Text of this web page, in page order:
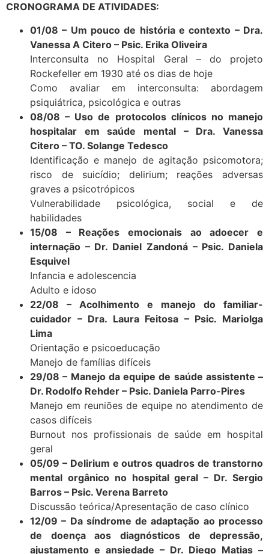
CRONOGRAMA DE ATIVIDADES:
01/08 – Um pouco de história e contexto – Dra.
Vanessa A Citero – Psic. Erika Oliveira
Interconsulta no Hospital Geral – do projeto
Rockefeller em 1930 até os dias de hoje
Como avaliar em interconsulta: abordagem
psiquiátrica, psicológica e outras
08/08 – Uso de protocolos clínicos no manejo
hospitalar em saúde mental – Dra. Vanessa
Citero – TO. Solange Tedesco
Identificação e manejo de agitação psicomotora;
risco de suicídio; delirium; reações adversas
graves a psicotrópicos
Vulnerabilidade psicológica, social e de
habilidades
15/08 – Reações emocionais ao adoecer e
internação – Dr. Daniel Zandoná – Psic. Daniela
Esquivel
Infancia e adolescencia
Adulto e idoso
22/08 – Acolhimento e manejo do familiar-
cuidador – Dra. Laura Feitosa – Psic. Mariolga
Lima
Orientação e psicoeducação
Manejo de famílias difíceis
29/08 – Manejo da equipe de saúde assistente –
Dr. Rodolfo Rehder – Psic. Daniela Parro-Pires
Manejo em reuniões de equipe no atendimento de
casos difíceis
Burnout nos profissionais de saúde em hospital
geral
05/09 – Delirium e outros quadros de transtorno
mental orgânico no hospital geral – Dr. Sergio
Barros – Psic. Verena Barreto
Discussão teórica/Apresentação de caso clínico
12/09 – Da síndrome de adaptação ao processo
de doença aos diagnósticos de depressão,
ajustamento e ansiedade – Dr. Diego Matias –